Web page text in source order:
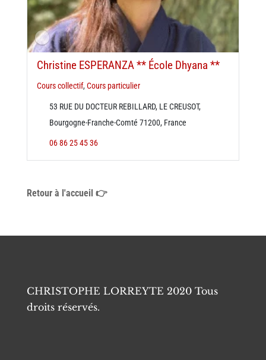
Christine ESPERANZA ** École Dhyana **
Cours collectif, Cours particulier
53 RUE DU DOCTEUR REBILLARD, LE CREUSOT,
Bourgogne-Franche-Comté 71200, France
06 86 25 45 36
Retour à l'accueil 👉
CHRISTOPHE LORREYTE 2020 Tous
droits réservés.